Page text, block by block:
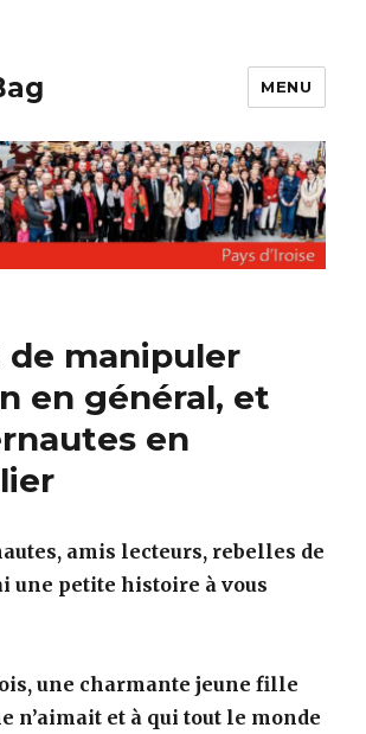
MENU
de manipuler
en général, et
en
amis lecteurs, rebelles de
une petite histoire à vous
une charmante jeune fille
n’aimait et à qui tout le monde